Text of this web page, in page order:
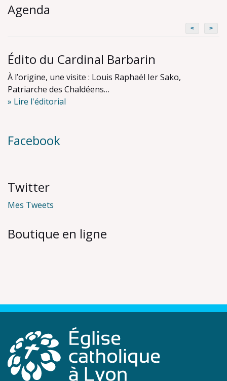
Agenda
< >
Édito du Cardinal Barbarin
À l’origine, une visite : Louis Raphaël Ier Sako,
Patriarche des Chaldéens…
» Lire l'éditorial
Facebook
Twitter
Mes Tweets
Boutique en ligne